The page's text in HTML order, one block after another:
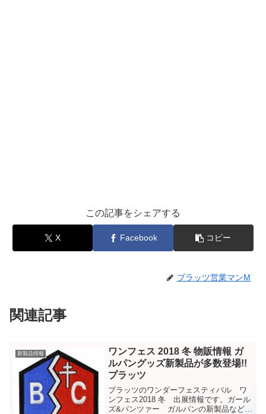
この記事をシェアする
X Facebook コピー
プラッツ営業マンM
関連記事
新製品情報
ワンフェス 2018 冬 物販情報 ガ
ルパングッズ新製品が多数登場!!
プラッツ
プラッツのワンダーフェスティバル ワ
ンフェス2018 冬 出展情報です。ガール
ズ&パンツァー ガルパンの新製品など多